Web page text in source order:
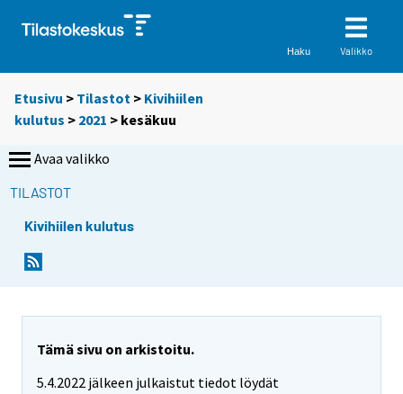
Haku Valikko
Etusivu > Tilastot > Kivihiilen
kulutus > 2021 > kesäkuu
Avaa valikko
TILASTOT
Kivihiilen kulutus
Tämä sivu on arkistoitu.
5.4.2022 jälkeen julkaistut tiedot löydät